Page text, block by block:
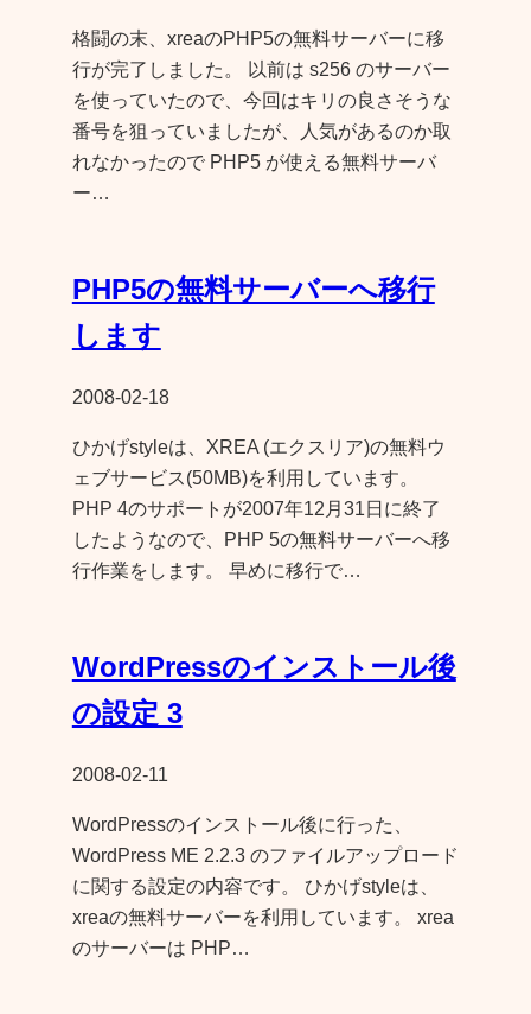
格闘の末、xreaのPHP5の無料サーバーに移
行が完了しました。 以前は s256 のサーバー
を使っていたので、今回はキリの良さそうな
番号を狙っていましたが、人気があるのか取
れなかったので PHP5 が使える無料サーバ
ー…
PHP5の無料サーバーへ移行
します
2008-02-18
ひかげstyleは、XREA (エクスリア)の無料ウ
ェブサービス(50MB)を利用しています。
PHP 4のサポートが2007年12月31日に終了
したようなので、PHP 5の無料サーバーへ移
行作業をします。 早めに移行で…
WordPressのインストール後
の設定 3
2008-02-11
WordPressのインストール後に行った、
WordPress ME 2.2.3 のファイルアップロード
に関する設定の内容です。 ひかげstyleは、
xreaの無料サーバーを利用しています。 xrea
のサーバーは PHP…